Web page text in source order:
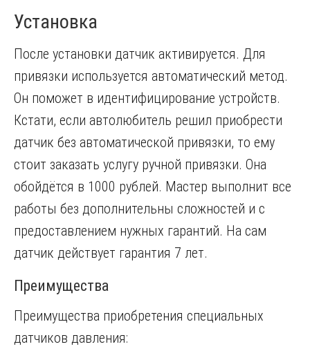
Установка
После установки датчик активируется. Для
привязки используется автоматический метод.
Он поможет в идентифицирование устройств.
Кстати, если автолюбитель решил приобрести
датчик без автоматической привязки, то ему
стоит заказать услугу ручной привязки. Она
обойдётся в 1000 рублей. Мастер выполнит все
работы без дополнительны сложностей и с
предоставлением нужных гарантий. На сам
датчик действует гарантия 7 лет.
Преимущества
Преимущества приобретения специальных
датчиков давления: